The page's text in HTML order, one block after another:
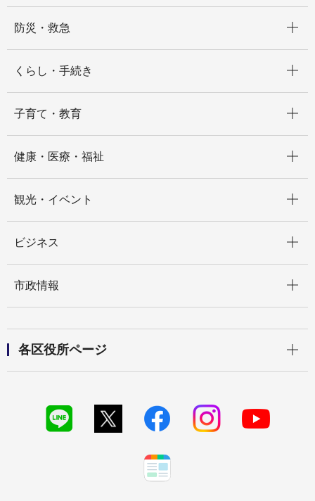
防災・救急
くらし・手続き
子育て・教育
健康・医療・福祉
観光・イベント
ビジネス
市政情報
各区役所ページ